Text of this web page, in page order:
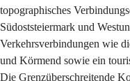
topographisches
Südoststeiermark und
Verkehrsverbindungen wie
und Körmend sowie ein
Die Grenzüberschreitende